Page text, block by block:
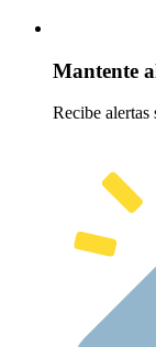
Mantente
Recibe